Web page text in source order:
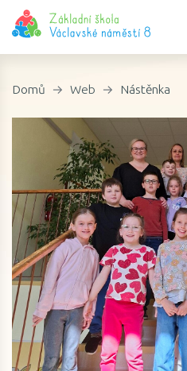
Domů Web Nástěnka